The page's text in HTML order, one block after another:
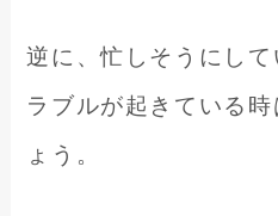
逆に、忙しそうにし
ラブルが起きている
ょう。